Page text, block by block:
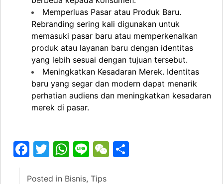
Memperluas Pasar atau Produk Baru.
Rebranding sering kali digunakan untuk
memasuki pasar baru atau memperkenalkan
produk atau layanan baru dengan identitas
yang lebih sesuai dengan tujuan tersebut.
Meningkatkan Kesadaran Merek. Identitas
baru yang segar dan modern dapat menarik
perhatian audiens dan meningkatkan kesadaran
merek di pasar.
Facebook
Twitter
WhatsApp
LineWeChat
Posted in Bisnis, Tips